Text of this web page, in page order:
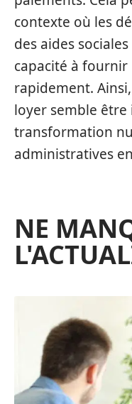
contexte où les
des aides
capacité à
rapidement.
loyer semble
transformation
administratives
NE